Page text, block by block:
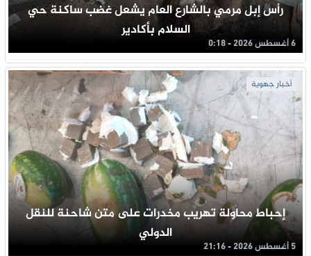
رأس إبل مرمي بالشارع العام يشعل غضب ساكنة حي
السلام بأكادير
6 أغسطس 2026 - 0:18
أخبار جهوية
إحباط محاولة تهريب مخدرات على متن شاحنة للنقل
الدولي
5 أغسطس 2026 - 21:16